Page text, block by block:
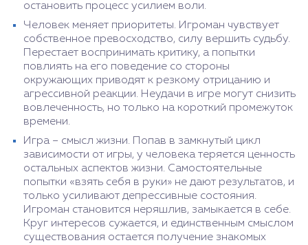
остановить процесс усилием воли.
Человек меняет приоритеты. Игроман чувствует
собственное превосходство, силу вершить судьбу.
Перестает воспринимать критику, а попытки
повлиять на его поведение со стороны
окружающих приводят к резкому отрицанию и
агрессивной реакции. Неудачи в игре могут снизить
вовлеченность, но только на короткий промежуток
времени.
Игра – смысл жизни. Попав в замкнутый цикл
зависимости от игры, у человека теряется ценность
остальных аспектов жизни. Самостоятельные
попытки «взять себя в руки» не дают результатов, и
только усиливают депрессивные состояния.
Игроман становится неряшлив, замыкается в себе.
Круг интересов сужается, и единственным смыслом
существования остается получение знакомых